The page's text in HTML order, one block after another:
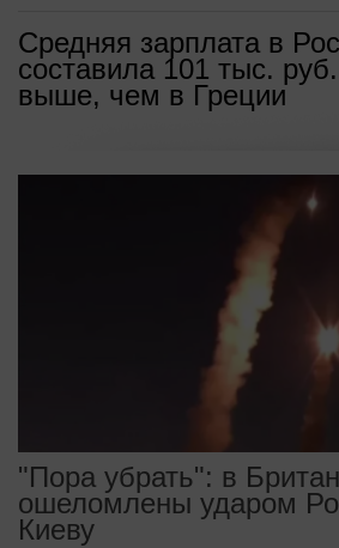
Средняя зарплата в
составила 101 тыс.
выше, чем в Греции
"Пора убрать": в
ошеломлены ударом
Киеву